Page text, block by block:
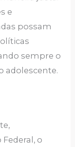
e
possam
sempre o
adolescente.
o